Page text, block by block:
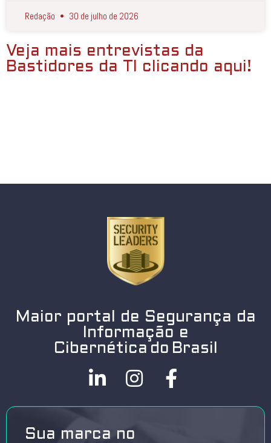
Redação 30 de julho de 2026
Veja mais entrevistas da
Bastidores da TI clicando aqui!
Maior portal de Segurança da
Informação e
Cibernética do Brasil
Sua marca no